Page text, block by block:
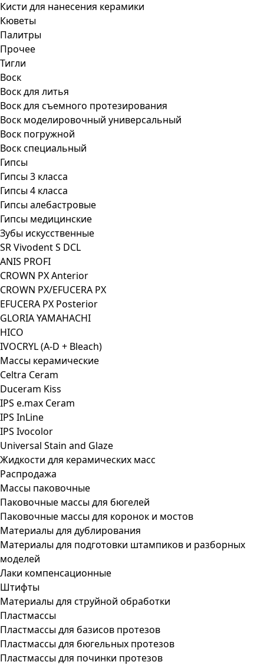
Кисти для нанесения керамики
Кюветы
Палитры
Прочее
Тигли
Воск
Воск для литья
Воск для съемного протезирования
Воск моделировочный универсальный
Воск погружной
Воск специальный
Гипсы
Гипсы 3 класса
Гипсы 4 класса
Гипсы алебастровые
Гипсы медицинские
Зубы искусственные
SR Vivodent S DCL
ANIS PROFI
CROWN PX Anterior
CROWN PX/EFUCERA PX
EFUCERA PX Posterior
GLORIA YAMAHACHI
HICO
IVOCRYL (A-D + Bleach)
Массы керамические
Celtra Ceram
Duceram Kiss
IPS e.max Ceram
IPS InLine
IPS Ivocolor
Universal Stain and Glaze
Жидкости для керамических масс
Распродажа
Массы паковочные
Паковочные массы для бюгелей
Паковочные массы для коронок и мостов
Материалы для дублирования
Материалы для подготовки штампиков и разборных
моделей
Лаки компенсационные
Штифты
Материалы для струйной обработки
Пластмассы
Пластмассы для базисов протезов
Пластмассы для бюгельных протезов
Пластмассы для починки протезов